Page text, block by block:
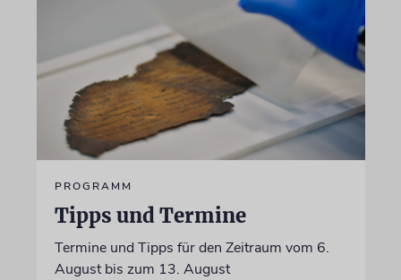
PROGRAMM
Tipps und Termine
Termine und Tipps für den Zeitraum vom 6.
August bis zum 13. August